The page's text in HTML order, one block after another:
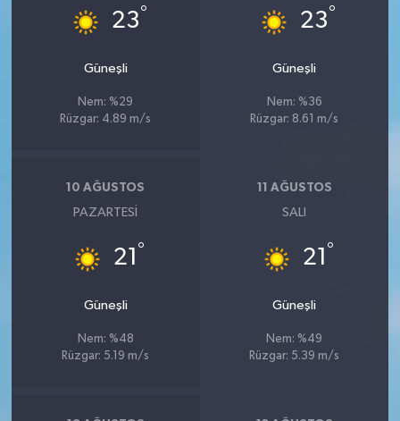
23°
Güneşli
Nem: %29
Rüzgar: 4.89 m/s
23°
Güneşli
Nem: %36
Rüzgar: 8.61 m/s
10 AĞUSTOS
PAZARTESI
21 °
Güneşli
Nem: %48
Rüzgar: 5.19 m/s
11 AĞUSTOS
SALI
21 °
Güneşli
Nem: %49
Rüzgar: 5.39 m/s